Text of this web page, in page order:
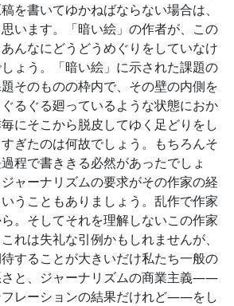
を書いてゆかねばならない場合は、
います。「暗い絵」の作者が、この
んなにどうどうめぐりをしていなけ
ょう。「暗い絵」に示された課題の
そのものの枠内で、その壁の内側を
るぐる廻っているような状態におか
にそこから脱皮してゆく足どりをし
ぎたのは何故でしょう。もちろんそ
程で書ききる必然があったでしょ
ャーナリズムの要求がその作家の経
うこともありましょう。乱作で作家
。そしてそれを理解しないこの作家
れは失礼な引例かもしれませんが、
することが大きいだけ私たち一般の
と、ジャーナリズムの商業主義――
フレーションの結果だけれど――をし